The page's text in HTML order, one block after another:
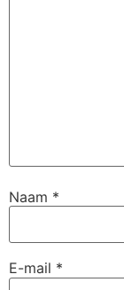
Naam *
E-mail *